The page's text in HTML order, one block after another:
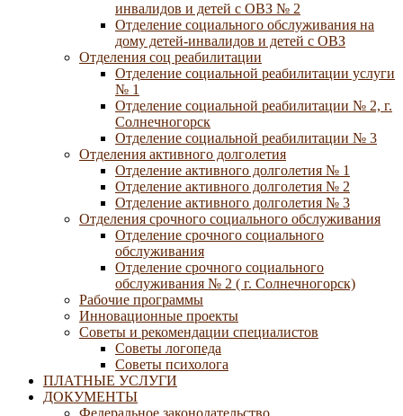
инвалидов и детей с ОВЗ № 2
Отделение социального обслуживания на
дому детей-инвалидов и детей с ОВЗ
Отделения соц реабилитации
Отделение социальной реабилитации услуги
№ 1
Отделение социальной реабилитации № 2, г.
Солнечногорск
Отделение социальной реабилитации № 3
Отделения активного долголетия
Отделение активного долголетия № 1
Отделение активного долголетия № 2
Отделение активного долголетия № 3
Отделения срочного социального обслуживания
Отделение срочного социального
обслуживания
Отделение срочного социального
обслуживания № 2 ( г. Солнечногорск)
Рабочие программы
Инновационные проекты
Советы и рекомендации специалистов
Советы логопеда
Советы психолога
ПЛАТНЫЕ УСЛУГИ
ДОКУМЕНТЫ
Федеральное законодательство